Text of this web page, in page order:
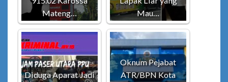
Mateng…
Mau…
Diduga Aparat Jadi
Oknum Pejabat
ATR/BPN Kota